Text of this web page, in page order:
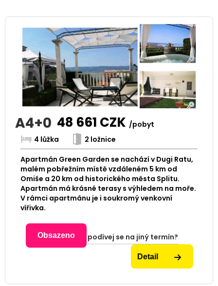
A4+0 48 661 CZK /pobyt
4 lůžka
2 ložnice
Apartmán Green Garden se nachází v Dugi Ratu,
malém pobřežním místě vzdáleném 5 km od
Omiše a 20 km od historického města Splitu.
Apartmán má krásné terasy s výhledem na moře.
V rámci apartmánu je i soukromý venkovní
vířivka.
Obsazeno podívej se na jiný termín?
Detail